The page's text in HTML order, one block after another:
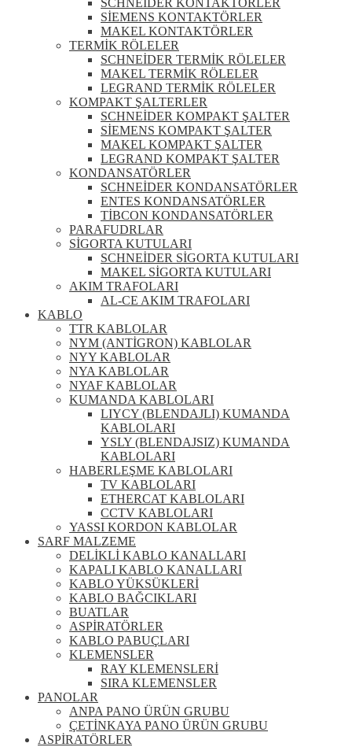
SCHNEİDER KONTAKTÖRLER
SİEMENS KONTAKTÖRLER
MAKEL KONTAKTÖRLER
TERMİK RÖLELER
SCHNEİDER TERMİK RÖLELER
MAKEL TERMİK RÖLELER
LEGRAND TERMİK RÖLELER
KOMPAKT ŞALTERLER
SCHNEİDER KOMPAKT ŞALTER
SİEMENS KOMPAKT ŞALTER
MAKEL KOMPAKT ŞALTER
LEGRAND KOMPAKT ŞALTER
KONDANSATÖRLER
SCHNEİDER KONDANSATÖRLER
ENTES KONDANSATÖRLER
TİBCON KONDANSATÖRLER
PARAFUDRLAR
SİGORTA KUTULARI
SCHNEİDER SİGORTA KUTULARI
MAKEL SİGORTA KUTULARI
AKIM TRAFOLARI
AL-CE AKIM TRAFOLARI
KABLO
TTR KABLOLAR
NYM (ANTİGRON) KABLOLAR
NYY KABLOLAR
NYA KABLOLAR
NYAF KABLOLAR
KUMANDA KABLOLARI
LIYCY (BLENDAJLI) KUMANDA
KABLOLARI
YSLY (BLENDAJSIZ) KUMANDA
KABLOLARI
HABERLEŞME KABLOLARI
TV KABLOLARI
ETHERCAT KABLOLARI
CCTV KABLOLARI
YASSI KORDON KABLOLAR
SARF MALZEME
DELİKLİ KABLO KANALLARI
KAPALI KABLO KANALLARI
KABLO YÜKSÜKLERİ
KABLO BAĞCIKLARI
BUATLAR
ASPİRATÖRLER
KABLO PABUÇLARI
KLEMENSLER
RAY KLEMENSLERİ
SIRA KLEMENSLER
PANOLAR
ANPA PANO ÜRÜN GRUBU
ÇETİNKAYA PANO ÜRÜN GRUBU
ASPİRATÖRLER